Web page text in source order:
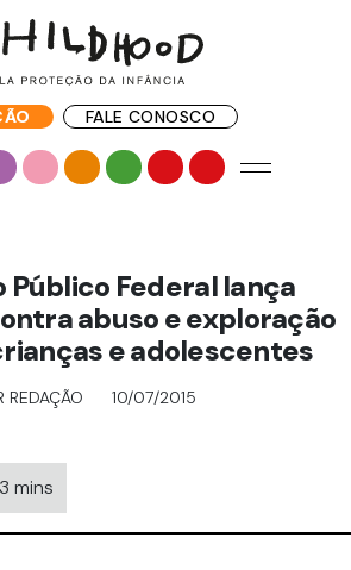
FALE CONOSCO
Público Federal lança
abuso e exploração
e adolescentes
REDAÇÃO 10/07/2015
mins